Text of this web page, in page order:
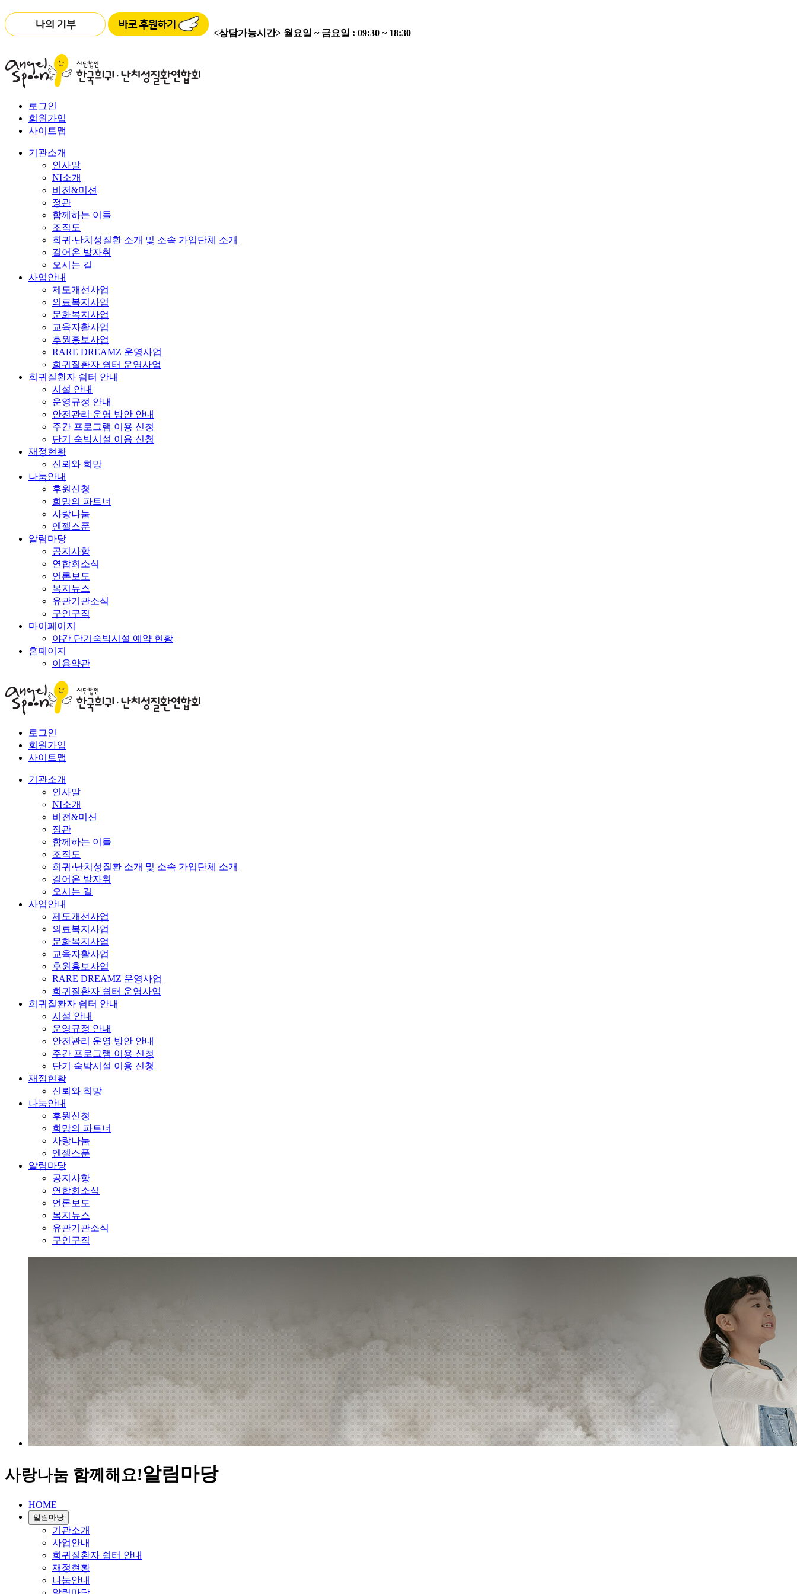
<상담가능시간> 월요일 ~ 금요일 : 09:30 ~ 18:30
로그인
회원가입
사이트맵
기관소개
인사말
NI소개
비전&미션
정관
함께하는 이들
조직도
희귀·난치성질환 소개 및 소속 가입단체 소개
걸어온 발자취
오시는 길
사업안내
제도개선사업
의료복지사업
문화복지사업
교육자활사업
후원홍보사업
RARE DREAMZ 운영사업
희귀질환자 쉼터 운영사업
희귀질환자 쉼터 안내
시설 안내
운영규정 안내
안전관리 운영 방안 안내
주간 프로그램 이용 신청
단기 숙박시설 이용 신청
재정현황
신뢰와 희망
나눔안내
후원신청
희망의 파트너
사랑나눔
엔젤스푼
알림마당
공지사항
연합회소식
언론보도
복지뉴스
유관기관소식
구인구직
마이페이지
야간 단기숙박시설 예약 현황
홈페이지
이용약관
로그인
회원가입
사이트맵
기관소개
인사말
NI소개
비전&미션
정관
함께하는 이들
조직도
희귀·난치성질환 소개 및 소속 가입단체 소개
걸어온 발자취
오시는 길
사업안내
제도개선사업
의료복지사업
문화복지사업
교육자활사업
후원홍보사업
RARE DREAMZ 운영사업
희귀질환자 쉼터 운영사업
희귀질환자 쉼터 안내
시설 안내
운영규정 안내
안전관리 운영 방안 안내
주간 프로그램 이용 신청
단기 숙박시설 이용 신청
재정현황
신뢰와 희망
나눔안내
후원신청
희망의 파트너
사랑나눔
엔젤스푼
알림마당
공지사항
연합회소식
언론보도
복지뉴스
유관기관소식
구인구직
사랑나눔 함께해요!알림마당
HOME
알림마당
기관소개
사업안내
희귀질환자 쉼터 안내
재정현황
나눔안내